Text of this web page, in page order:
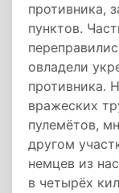
противника,
пунктов.
овладели
противника.
вражеских
пулемётов,
другом
немцев из
в четырёх